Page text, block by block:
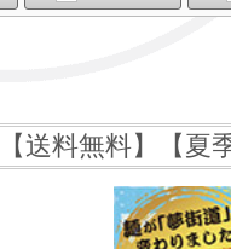
【送料無料】【